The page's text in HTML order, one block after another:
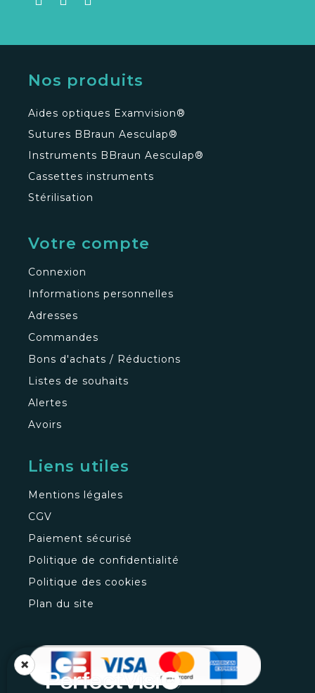
×
Nos produits
Aides optiques Examvision®
Sutures BBraun Aesculap®
Instruments BBraun Aesculap®
Cassettes instruments
Stérilisation
Votre compte
Connexion
Informations personnelles
Adresses
Commandes
Bons d'achats / Réductions
Listes de souhaits
Alertes
Avoirs
Liens utiles
Mentions légales
CGV
Paiement sécurisé
Politique de confidentialité
Politique des cookies
Plan du site